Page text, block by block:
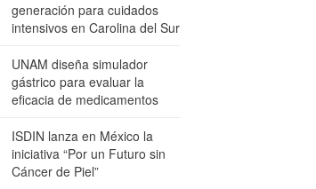
generación para cuidados
intensivos en Carolina del Sur
UNAM diseña simulador
gástrico para evaluar la
eficacia de medicamentos
ISDIN lanza en México la
iniciativa “Por un Futuro sin
Cáncer de Piel”